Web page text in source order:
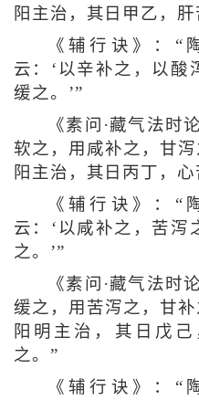
阳主治，其日甲乙，
《辅行诀》：“
云：‘以辛补之，以酸
缓之。’”
《素问·藏气法时
软之，用咸补之，甘
阳主治，其日丙丁，
《辅行诀》：“
云：‘以咸补之，苦泻
之。’”
《素问·藏气法时
缓之，用苦泻之，甘
阳明主治，其日戊
之。”
《辅行诀》：“